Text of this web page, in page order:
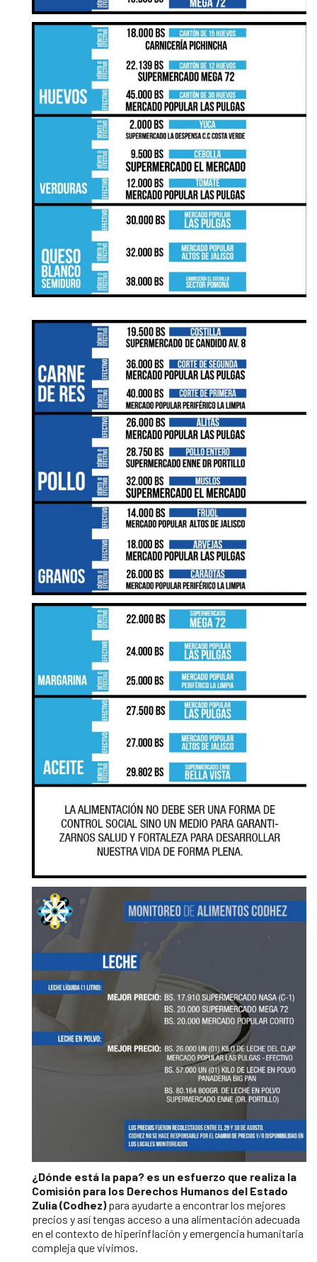
¿Dónde está la papa? es un esfuerzo que realiza la
Comisión para los Derechos Humanos del Estado
Zulia (Codhez)para ayudarte a encontrar los mejores
precios y así tengas acceso a una alimentación adecuada
en el contexto de hiperinflación y emergencia humanitaria
compleja que vivimos.